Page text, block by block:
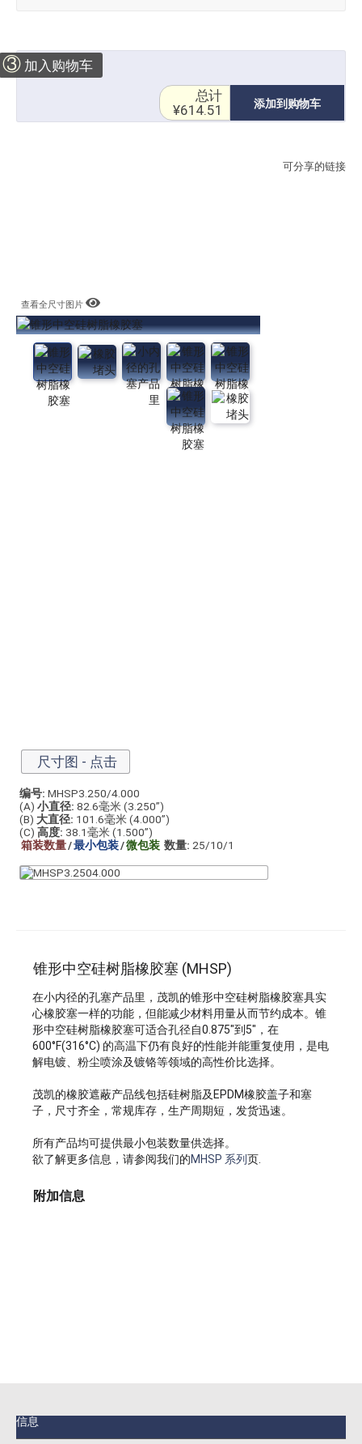
③ 加入购物车
添加到购物车
总计
¥614.51
可分享的链接
查看全尺寸图片
尺寸图 - 点击
编号: MHSP3.250/4.000
(A) 小直径: 82.6毫米 (3.250”)
(B) 大直径: 101.6毫米 (4.000”)
(C) 高度: 38.1毫米 (1.500”)
箱装数量/最小包装/微包装 数量: 25/10/1
锥形中空硅树脂橡胶塞 (MHSP)
在小内径的孔塞产品里，茂凯的锥形中空硅树脂橡胶塞具实
心橡胶塞一样的功能，但能减少材料用量从而节约成本。锥
形中空硅树脂橡胶塞可适合孔径自0.875"到5"，在
600°F(316°C) 的高温下仍有良好的性能并能重复使用，是电
解电镀、粉尘喷涂及镀铬等领域的高性价比选择。
茂凯的橡胶遮蔽产品线包括硅树脂及EPDM橡胶盖子和塞
子，尺寸齐全，常规库存，生产周期短，发货迅速。
所有产品均可提供最小包装数量供选择。
欲了解更多信息，请参阅我们的MHSP 系列页.
附加信息
信息